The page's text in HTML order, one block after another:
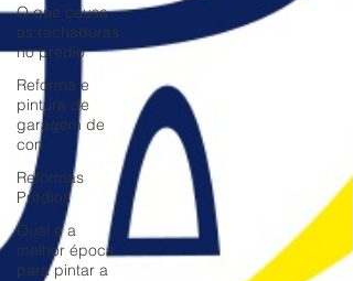
O que causa
as rachaduras
no prédio
Reforma e
pintura de
garagem de
con
Reformas
Prédios
Qual é a
melhor época
para pintar a